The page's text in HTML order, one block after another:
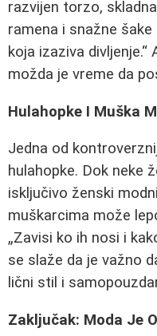
razvijen torzo,
ramena i snažne
koja izaziva divljenje.
možda je vreme da
Hulahopke I Muška
Jedna od
hulahopke. Dok neke
isključivo ženski
muškarcima može
Zavisi ko ih nosi i
se slaže da je važno
lični stil i
Zaključak: Moda Je